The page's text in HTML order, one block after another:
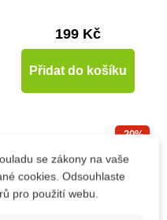
199 Kč
Přidat do košíku
-20%
Výprodejse zákony na vaše
cookies. Odsouhlaste
pro použití webu.